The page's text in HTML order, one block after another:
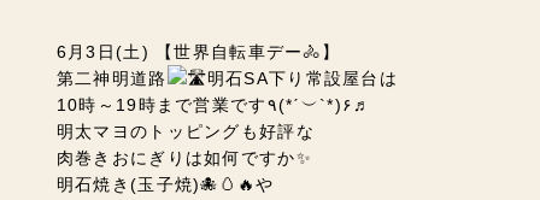
6月3日(土) 【世界自転車デー🚴】
第二神明道路
明石SA下り常設屋台は
10時～19時まで営業です
٩(*ˊ︶`*)۶♬
明太マヨのトッピングも好評な
肉巻きおにぎりは如何ですか✨
明石焼き(玉子焼)🐙🥚🔥や